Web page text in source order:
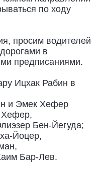
по ходу
просим водителей
в
предписаниями.
Ицхак Рабин в
и Эмек Хефер
Хефер,
Бен-Йегуда;
Йоцер,
Бар-Лев.